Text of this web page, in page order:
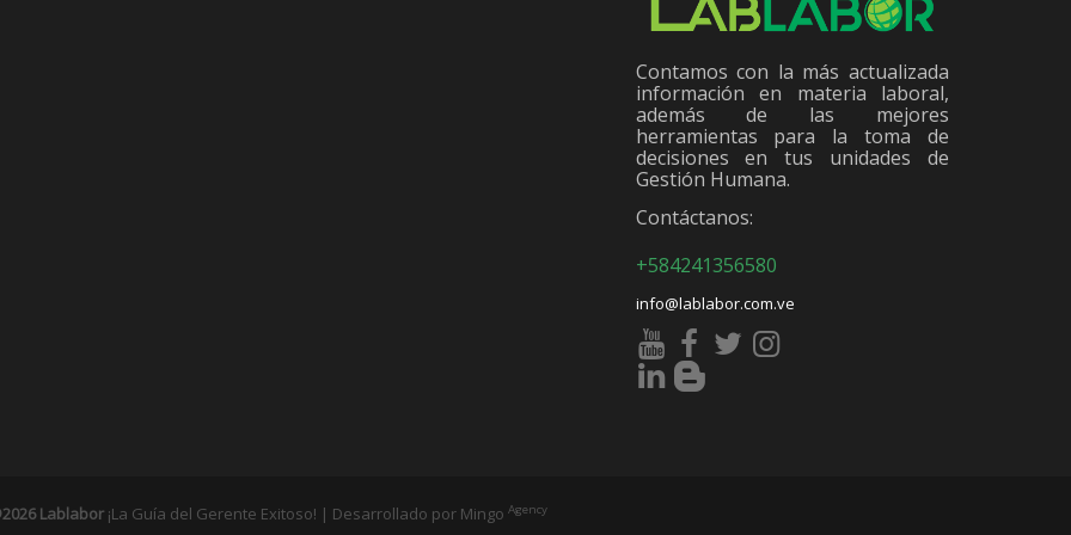
Contamos con la más actualizada
información en materia laboral,
además de las mejores
herramientas para la toma de
decisiones en tus unidades de
Gestión Humana.
Contáctanos:
+584241356580
info@lablabor.com.ve
Lablabor ¡La Guía del Gerente Exitoso! | Desarrollado por Mingo Agency